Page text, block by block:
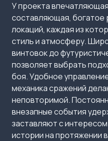
У проекта
составляющая, богатое
локаций, каждая из
стиль и атмосферу.
винтовок до
позволяет выбрать
боя. Удобное
механика сражений
неповторимой.
внезапные события
заставляют с
истории на протяжении